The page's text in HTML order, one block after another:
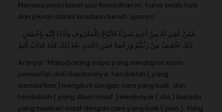
Manusia pada bulan suci Ramadhan ini, harus selalu hati
dan pikiran dalam keadaan bersih, ujarnya.
…فَمَنْ عُفِيَ لَهُ مِنْ أَخِيهِ شَيْءٌ فَاتِّبَاعٌ بِالْمَعْرُوفِ وَأَدَاءٌ إِلَيْهِ بِإِحْسَانٍ
ذَلِكَ تَخْفِيفٌ مِنْ رَبِّكُمْ وَرَحْمَةٌ فَمَنِ اعْتَدَى بَعْدَ ذَلِكَ فَلَهُ عَذَابٌ أَلِيمٌ
Artinya: “Maka barang siapa yang mendapat suatu
pemaafan dari Saudaranya, hendaklah ( yang
memaafkan ) mengikuti dengan cara yang baik, dan
hendaklah ( yang diberi maaf ) membayar ( dia ) kepada
yang memberi maaf dengan cara yang baik ( pula ). Yang